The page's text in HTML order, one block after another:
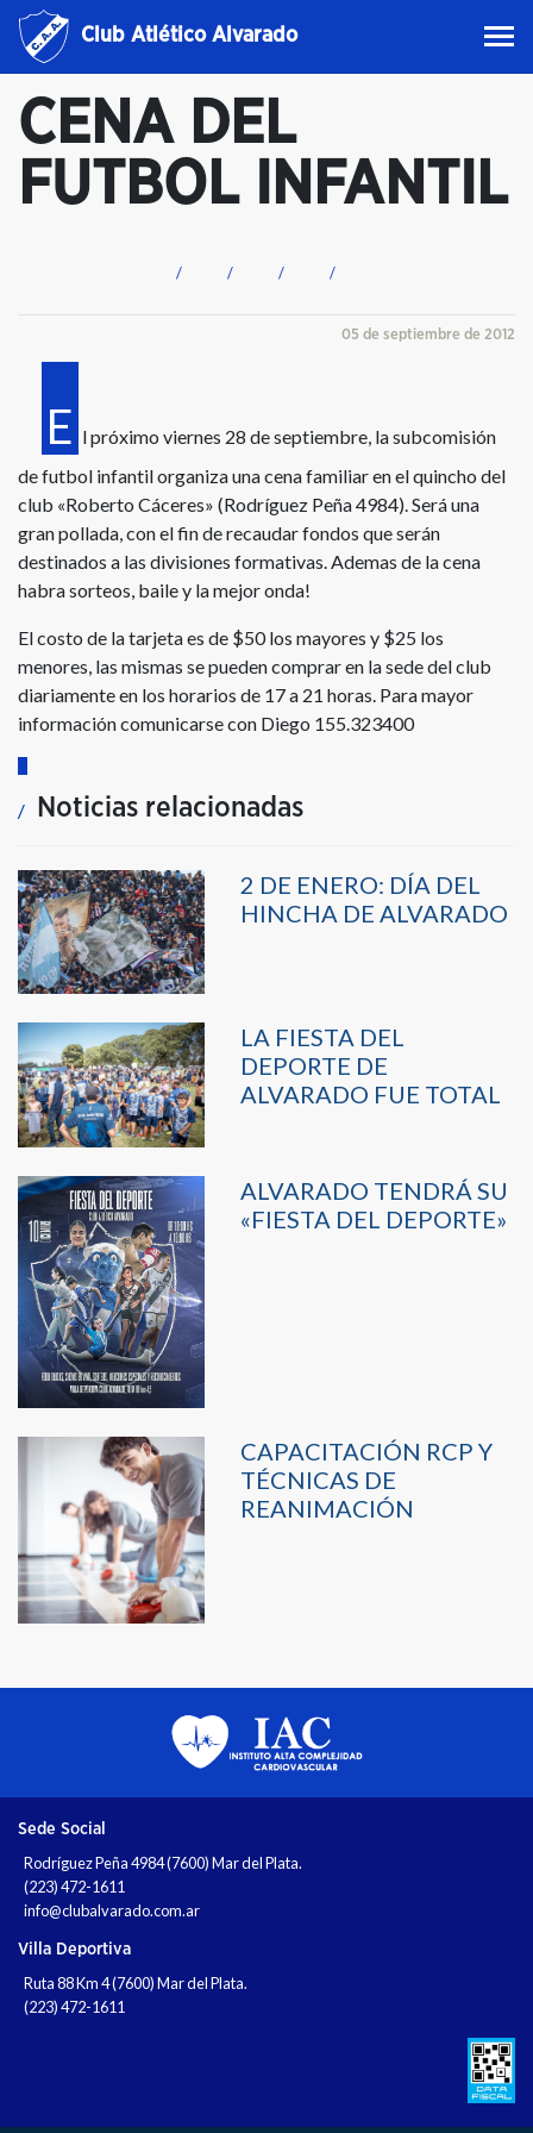
Club Atlético Alvarado
CENA DEL
FUTBOL INFANTIL
05 de septiembre de 2012
E l próximo viernes 28 de septiembre, la subcomisión
de futbol infantil organiza una cena familiar en el quincho del
club «Roberto Cáceres» (Rodríguez Peña 4984). Será una
gran pollada, con el fin de recaudar fondos que serán
destinados a las divisiones formativas. Ademas de la cena
habra sorteos, baile y la mejor onda!
El costo de la tarjeta es de $50 los mayores y $25 los
menores, las mismas se pueden comprar en la sede del club
diariamente en los horarios de 17 a 21 horas. Para mayor
información comunicarse con Diego 155.323400
Noticias relacionadas
2 DE ENERO: DÍA DEL
HINCHA DE ALVARADO
LA FIESTA DEL
DEPORTE DE
ALVARADO FUE TOTAL
ALVARADO TENDRÁ SU
«FIESTA DEL DEPORTE»
CAPACITACIÓN RCP Y
TÉCNICAS DE
REANIMACIÓN
Sede Social
Rodríguez Peña 4984 (7600) Mar del Plata.
(223) 472-1611
info@clubalvarado.com.ar
Villa Deportiva
Ruta 88 Km 4 (7600) Mar del Plata.
(223) 472-1611